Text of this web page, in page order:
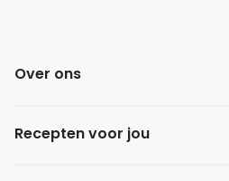
Over ons
Recepten voor jou